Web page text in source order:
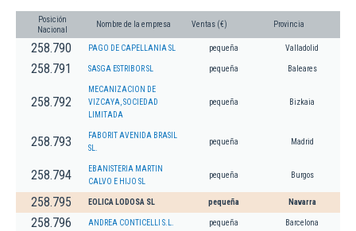
Posición
Nacional
Nombre de la empresa Ventas (€) Provincia
258.790 PAGO DE CAPELLANIA SL pequeña Valladolid
258.791 SASGA ESTRIBOR SL pequeña Baleares
258.792
MECANIZACION DE
VIZCAYA, SOCIEDAD
LIMITADA
pequeña Bizkaia
258.793
FABORIT AVENIDA BRASIL
SL.
pequeña Madrid
258.794
EBANISTERIA MARTIN
CALVO E HIJO SL
pequeña Burgos
258.795 EOLICA LODOSA SL pequeña Navarra
258.796 ANDREA CONTICELLI S.L. pequeña Barcelona